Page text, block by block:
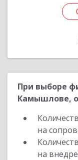
При выборе
Камышлове,
на
на